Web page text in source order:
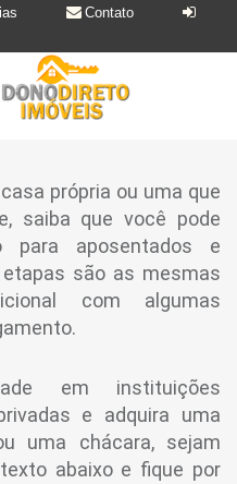
Contato
própria ou uma que
saiba que você pode
para aposentados e
são as mesmas
com algumas
em instituições
e adquira uma
uma chácara, sejam
abaixo e fique por